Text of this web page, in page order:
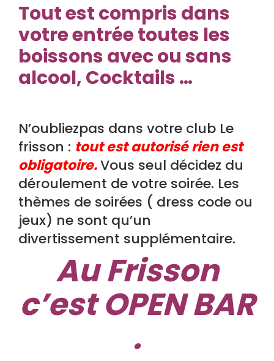
Tout est compris dans
votre entrée toutes les
boissons avec ou sans
alcool, Cocktails …
N’oubliezpas dans votre club Le
frisson : tout est autorisé rien est
obligatoire.Vous seul décidez du
déroulement de votre soirée. Les
thèmes de soirées ( dress code ou
jeux) ne sont qu’un
divertissement supplémentaire.
Au Frisson
c’est OPEN BAR
.